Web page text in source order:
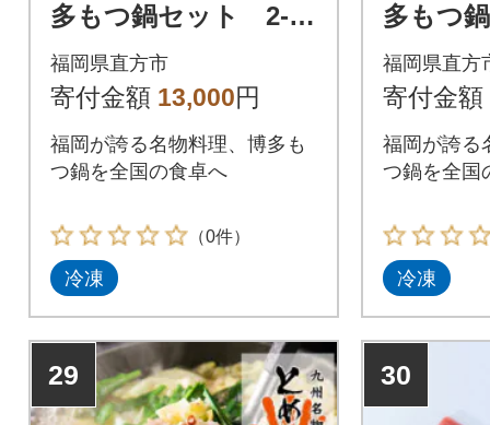
多もつ鍋セット 2-3
人前 味噌味(直方市)
福岡県直方市
寄付金額 13,000円
福岡が誇る名物料理、博多も
つ鍋を全国の食卓へ
（0件）
冷凍
多もつ
人前 味
福岡県直方
寄付金額
福岡が誇る
つ鍋を全国
冷凍
29 30